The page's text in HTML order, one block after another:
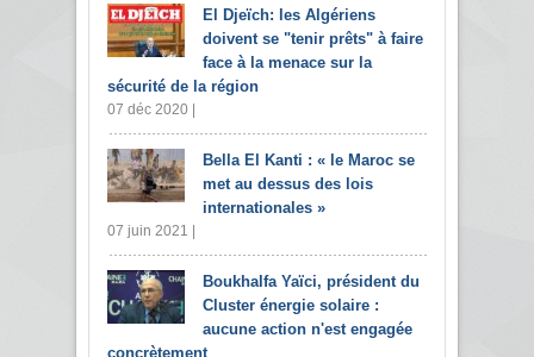
El Djeïch: les Algériens
doivent se "tenir prêts" à faire
face à la menace sur la
sécurité de la région
07 déc 2020 |
Bella El Kanti : « le Maroc se
met au dessus des lois
internationales »
07 juin 2021 |
Boukhalfa Yaïci, président du
Cluster énergie solaire :
aucune action n'est engagée
concrètement